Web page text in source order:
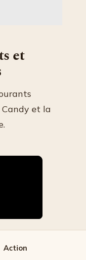
et
Candy et la
Action